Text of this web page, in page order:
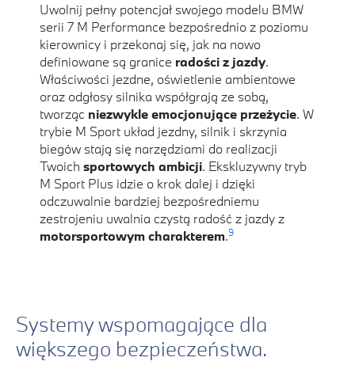
Uwolnij pełny potencjał swojego modelu BMW
serii 7 M Performance bezpośrednio z poziomu
kierownicy i przekonaj się, jak na nowo
definiowane są granice radości z jazdy.
Właściwości jezdne, oświetlenie ambientowe
oraz odgłosy silnika współgrają ze sobą,
tworząc niezwykle emocjonujące przeżycie. W
trybie M Sport układ jezdny, silnik i skrzynia
biegów stają się narzędziami do realizacji
Twoich sportowych ambicji. Ekskluzywny tryb
M Sport Plus idzie o krok dalej i dzięki
odczuwalnie bardziej bezpośredniemu
zestrojeniu uwalnia czystą radość z jazdy z
motorsportowym charakterem.9
Systemy wspomagające dla
większego bezpieczeństwa.